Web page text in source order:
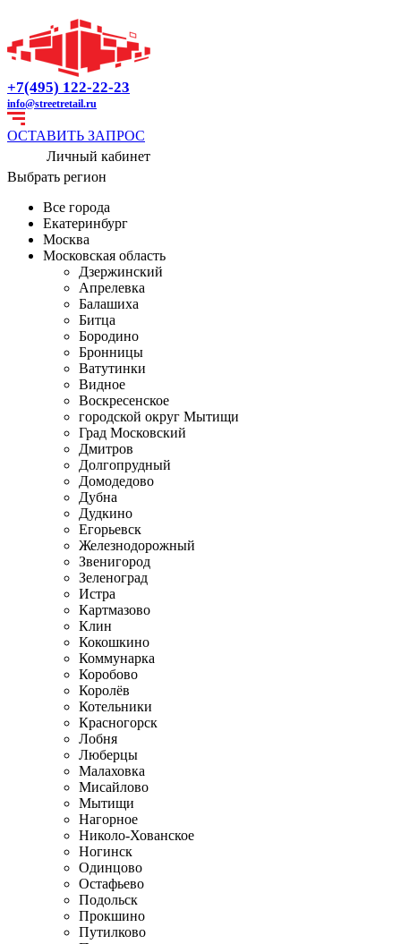
+7(495) 122-22-23
info@streetretail.ru
ОСТАВИТЬ ЗАПРОС
Личный кабинет
Выбрать регион
Все города
Екатеринбург
Москва
Московская область
Дзержинский
Апрелевка
Балашиха
Битца
Бородино
Бронницы
Ватутинки
Видное
Воскресенское
городской округ Мытищи
Град Московский
Дмитров
Долгопрудный
Домодедово
Дубна
Дудкино
Егорьевск
Железнодорожный
Звенигород
Зеленоград
Истра
Картмазово
Клин
Кокошкино
Коммунарка
Коробово
Королёв
Котельники
Красногорск
Лобня
Люберцы
Малаховка
Мисайлово
Мытищи
Нагорное
Николо-Хованское
Ногинск
Одинцово
Остафьево
Подольск
Прокшино
Путилково